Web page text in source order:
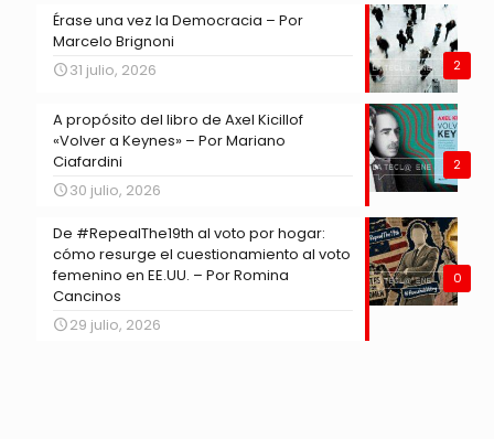
2
Érase una vez la Democracia – Por
Marcelo Brignoni
31 julio, 2026
2
A propósito del libro de Axel Kicillof
«Volver a Keynes» – Por Mariano
Ciafardini
30 julio, 2026
0
De #RepealThe19th al voto por hogar:
cómo resurge el cuestionamiento al voto
femenino en EE.UU. – Por Romina
Cancinos
29 julio, 2026